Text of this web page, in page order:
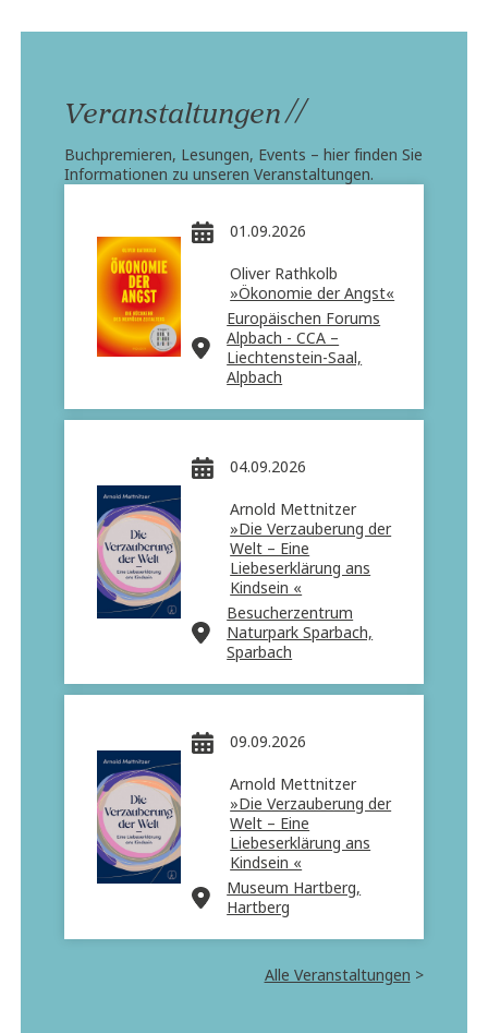
Veranstaltungen //
Buchpremieren, Lesungen, Events – hier finden Sie
Informationen zu unseren Veranstaltungen.
01.09.2026
Oliver Rathkolb
»Ökonomie der Angst«
Europäischen Forums
Alpbach - CCA –
Liechtenstein-Saal,
Alpbach
04.09.2026
Arnold Mettnitzer
»Die Verzauberung der
Welt – Eine
Liebeserklärung ans
Kindsein «
Besucherzentrum
Naturpark Sparbach,
Sparbach
09.09.2026
Arnold Mettnitzer
»Die Verzauberung der
Welt – Eine
Liebeserklärung ans
Kindsein «
Museum Hartberg,
Hartberg
Alle Veranstaltungen >